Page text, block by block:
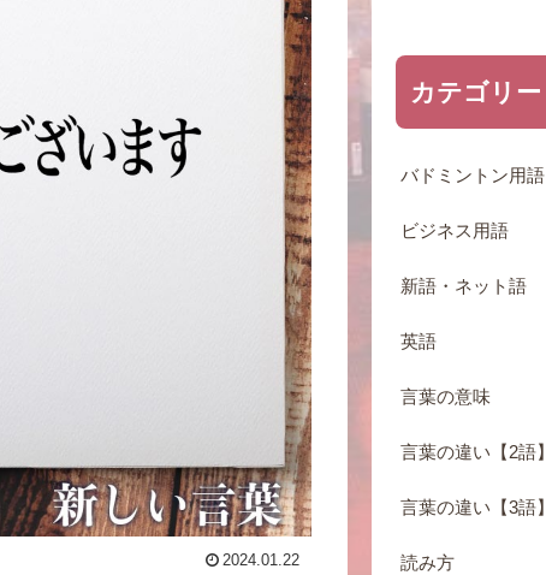
2024.01.22
カテゴリー
バドミントン用語
ビジネス用語
新語・ネット語
英語
言葉の意味
言葉の違い【2語】
言葉の違い【3語】
読み方